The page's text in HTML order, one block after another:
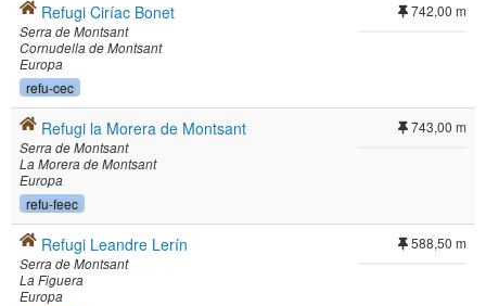
Refugi Ciríac Bonet
Serra de Montsant
Cornudella de Montsant
Europa
refu-cec
742,00 m
Refugi la Morera de Montsant
Serra de Montsant
La Morera de Montsant
Europa
refu-feec
743,00 m
Refugi Leandre Lerín
Serra de Montsant
La Figuera
Europa
588,50 m